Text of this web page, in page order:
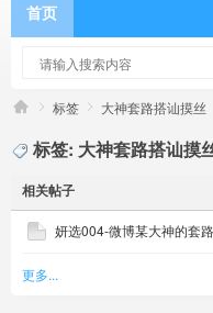
首页
标签 大神套路搭讪摸丝
标签: 大神套路搭讪摸
相关帖子
妍选004-微博某大神的套
更多...